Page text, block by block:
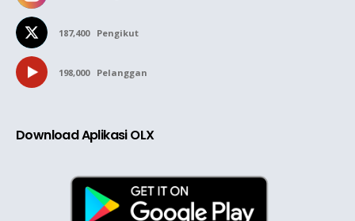
187,400 Pengikut
198,000 Pelanggan
Download Aplikasi OLX